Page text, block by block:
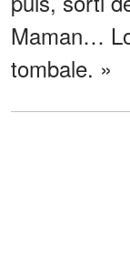
Maman…
tombale. »